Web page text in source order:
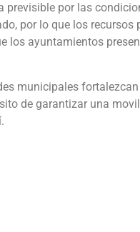
previsible por las
por lo que los recursos
los ayuntamientos
municipales
de garantizar una